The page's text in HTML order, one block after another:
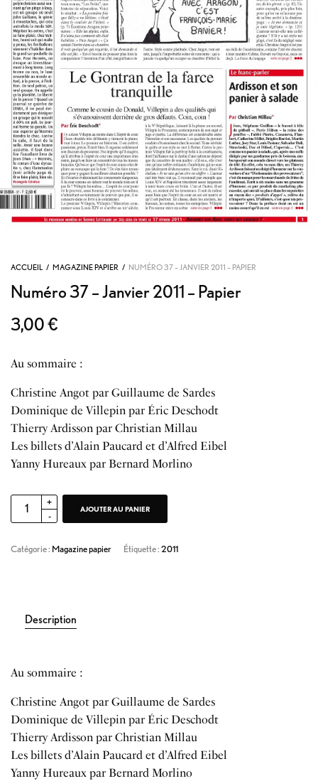
ACCUEIL / MAGAZINE PAPIER / NUMÉRO 37 – JANVIER 2011 – PAPIER
Numéro 37 – Janvier 2011 – Papier
3,00€
Au sommaire :
Christine Angot par Guillaume de Sardes
Dominique de Villepin par Éric Deschodt
Thierry Ardisson par Christian Millau
Les billets d’Alain Paucard et d’Alfred Eibel
Yanny Hureaux par Bernard Morlino
AJOUTER AU PANIER
Catégorie : Magazine papier Étiquette : 2011
Description
Au sommaire :
Christine Angot par Guillaume de Sardes
Dominique de Villepin par Éric Deschodt
Thierry Ardisson par Christian Millau
Les billets d’Alain Paucard et d’Alfred Eibel
Yanny Hureaux par Bernard Morlino